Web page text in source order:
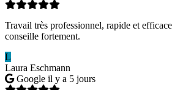
Travail très professionnel, rapide et
conseille fortement.
L
Laura Eschmann
Google il y a 5 jours